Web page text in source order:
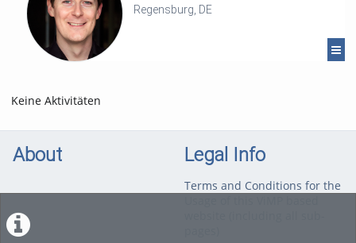
Regensburg, DE
Keine Aktivitäten
About Legal Info
Terms and Conditions for the